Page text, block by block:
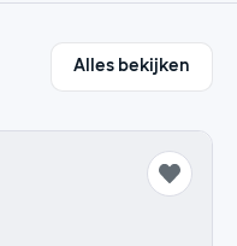
Alles bekijken